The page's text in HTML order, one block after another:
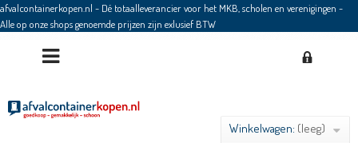
afvalcontainerkopen.nl - Dé totaalleverancier voor het MKB, scholen en verenigingen -
Alle op onze shops genoemde prijzen zijn exlusief BTW
Winkelwagen: (leeg)